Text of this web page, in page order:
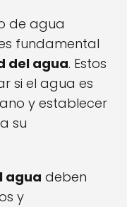
de agua
fundamental
del agua. Estos
si el agua es
y establecer
su
agua deben
y